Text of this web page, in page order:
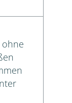
ohne